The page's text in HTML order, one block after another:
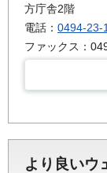
方庁舎2階
電話： 0494-23-
ファックス：
より良いウ